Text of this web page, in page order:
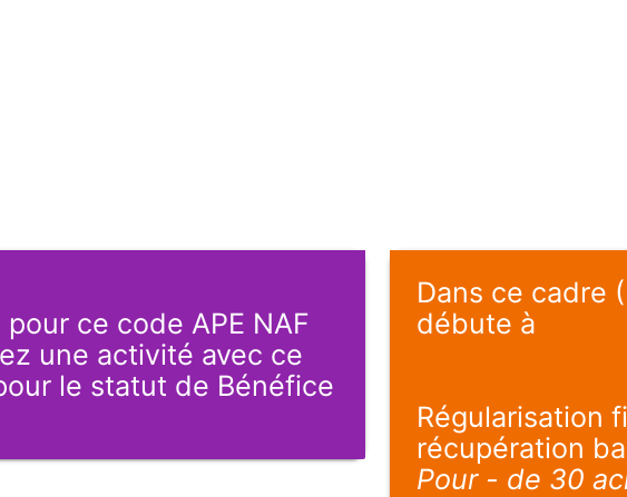
ce code APE NAF
une activité avec ce
le statut de Bénéfice
Dans ce cadre
débute à
Régularisation
récupération
Pour - de 30